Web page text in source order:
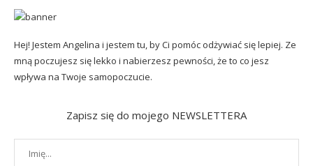
Hej! Jestem Angelina i jestem tu, by Ci pomóc odżywiać się lepiej. Ze
mną poczujesz się lekko i nabierzesz pewności, że to co jesz
wpływa na Twoje samopoczucie.
Zapisz się do mojego NEWSLETTERA